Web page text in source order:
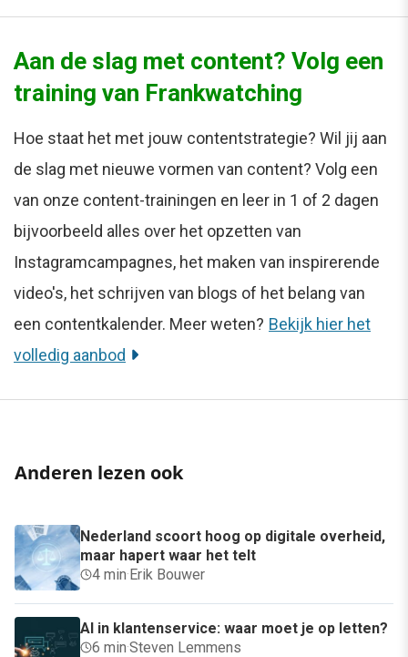
Aan de slag met content? Volg een
training van Frankwatching
Hoe staat het met jouw contentstrategie? Wil jij aan
de slag met nieuwe vormen van content? Volg een
van onze content-trainingen en leer in 1 of 2 dagen
bijvoorbeeld alles over het opzetten van
Instagramcampagnes, het maken van inspirerende
video's, het schrijven van blogs of het belang van
een contentkalender. Meer weten? Bekijk hier het
volledig aanbod
Anderen lezen ook
Nederland scoort hoog op digitale overheid,
maar hapert waar het telt
4 min·Erik Bouwer
AI in klantenservice: waar moet je op letten?
6 min·Steven Lemmens